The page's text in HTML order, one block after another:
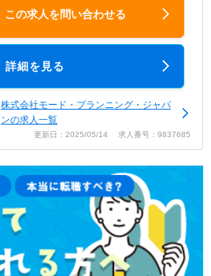
この求人を問い合わせる
詳細を見る
株式会社モード・プランニング・ジャパ
ンの求人一覧
更新日：2025/05/14 求人番号：9837685